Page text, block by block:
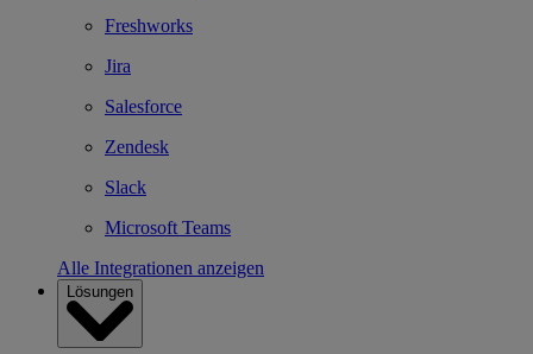
Freshworks
Jira
Salesforce
Zendesk
Slack
Microsoft Teams
Alle Integrationen anzeigen
Lösungen